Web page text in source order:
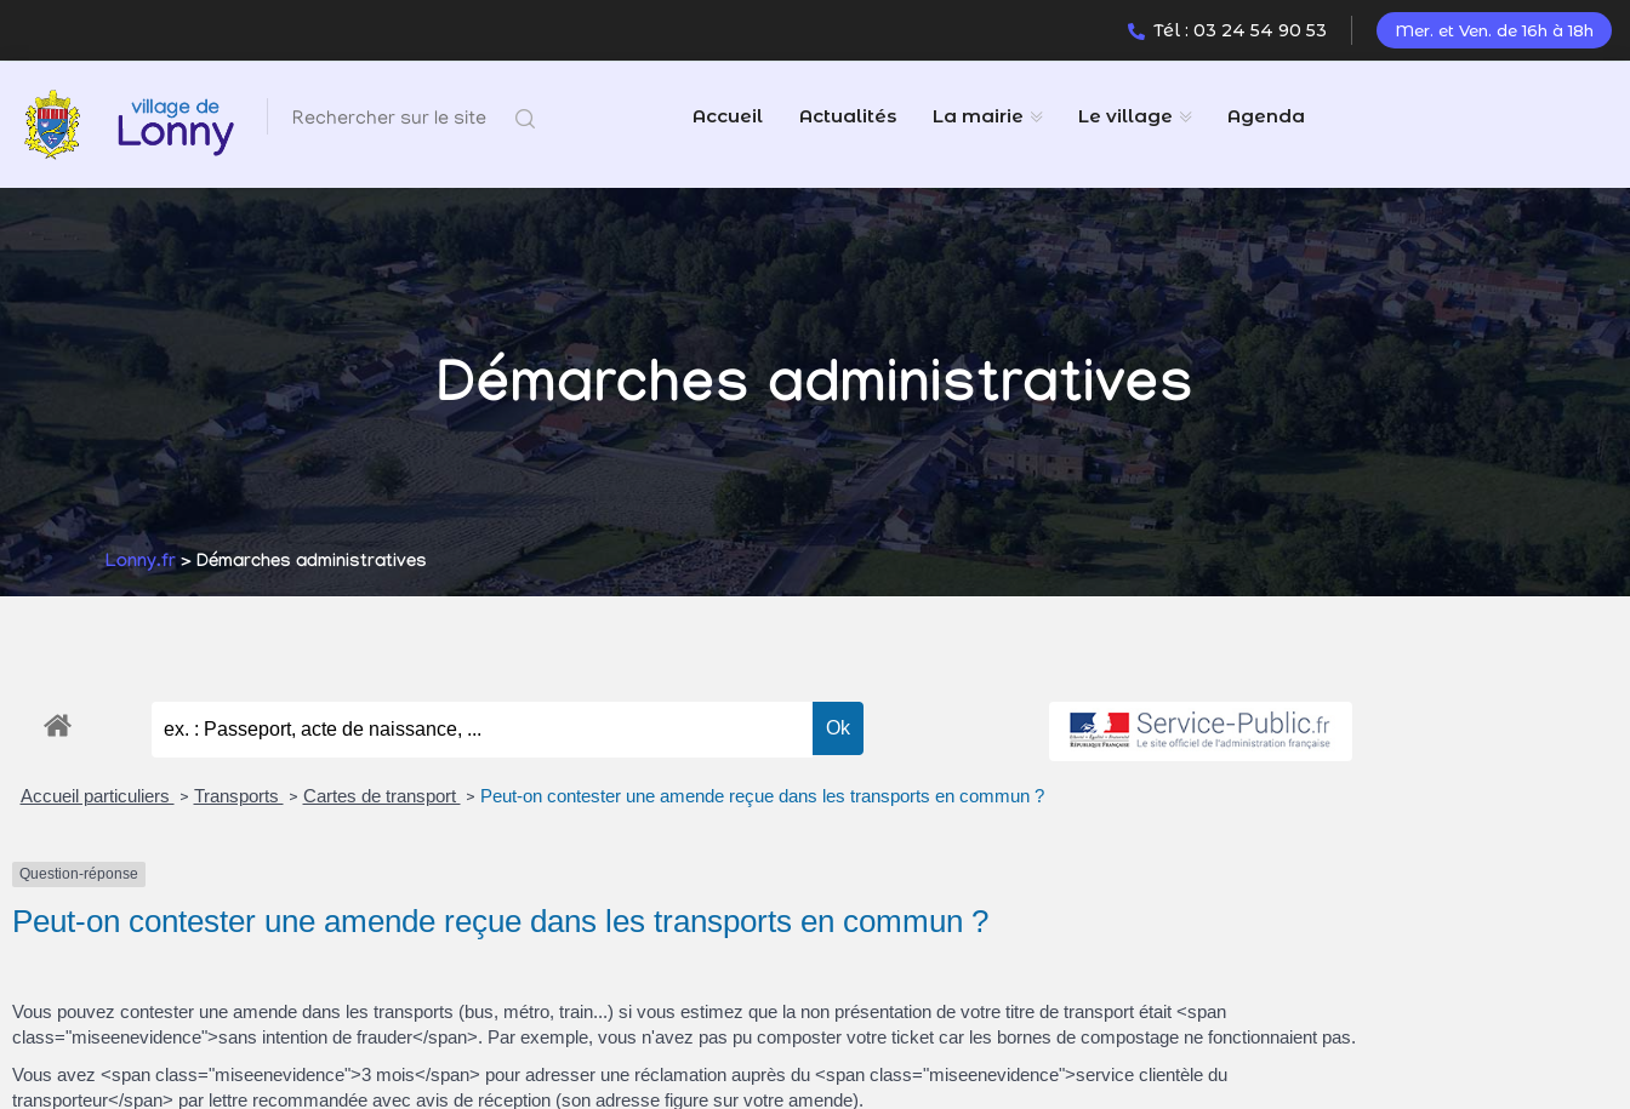
Tél : 03 24 54 90 53 Mer. et Ven. de 16h à 18h
Rechercher sur le site Accueil Actualités La mairie Le village Agenda
Démarches administratives
Lonny.fr > Démarches administratives
Accueil particuliers > Transports > Cartes de transport > Peut-on contester une amende reçue dans les transports en commun ?
Question-réponse
Peut-on contester une amende reçue dans les transports en commun ?
Vous pouvez contester une amende dans les transports (bus, métro, train...) si vous estimez que la non présentation de votre titre de transport était <span
class="miseenevidence">sans intention de frauder</span>. Par exemple, vous n'avez pas pu composter votre ticket car les bornes de compostage ne fonctionnaient pas.
Vous avez <span class="miseenevidence">3 mois</span> pour adresser une réclamation auprès du <span class="miseenevidence">service clientèle du
transporteur</span> par lettre recommandée avec avis de réception (son adresse figure sur votre amende).